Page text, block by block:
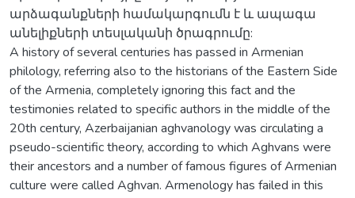
արձագանքների համակարգումն է և ապագա
անելիքների տեսլականի ծրագրումը:
A history of several centuries has passed in Armenian
philology, referring also to the historians of the Eastern Side
of the Armenia, completely ignoring this fact and the
testimonies related to specific authors in the middle of the
20th century, Azerbaijanian aghvanology was circulating a
pseudo-scientific theory, according to which Aghvans were
their ancestors and a number of famous figures of Armenian
culture were called Aghvan. Armenology has failed in this